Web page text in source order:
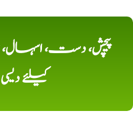
پیچش، دست،
کیلئے